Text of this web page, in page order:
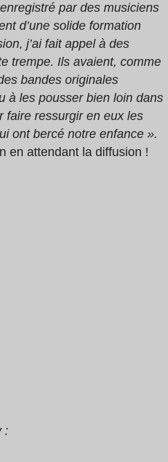
par des musiciens
d’une solide formation
j’ai fait appel à des
trempe. Ils avaient, comme
bandes originales
à les pousser bien loin dans
faire ressurgir en eux les
ont bercé notre enfance ».
en attendant la diffusion !
: